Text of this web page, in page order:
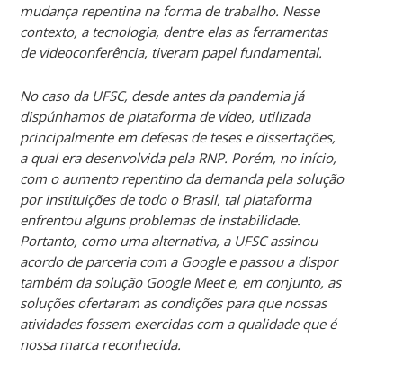
mudança repentina na forma de trabalho. Nesse
contexto, a tecnologia, dentre elas as ferramentas
de videoconferência, tiveram papel fundamental.
No caso da UFSC, desde antes da pandemia já
dispúnhamos de plataforma de vídeo, utilizada
principalmente em defesas de teses e dissertações,
a qual era desenvolvida pela RNP. Porém, no início,
com o aumento repentino da demanda pela solução
por instituições de todo o Brasil, tal plataforma
enfrentou alguns problemas de instabilidade.
Portanto, como uma alternativa, a UFSC assinou
acordo de parceria com a Google e passou a dispor
também da solução Google Meet e, em conjunto, as
soluções ofertaram as condições para que nossas
atividades fossem exercidas com a qualidade que é
nossa marca reconhecida.